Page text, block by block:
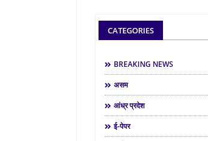
CATEGORIES
BREAKING NEWS
असम
आंध्र प्रदेश
ई-पेपर